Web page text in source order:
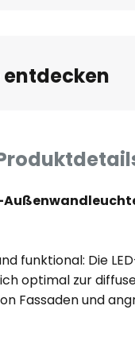
funktional: Die
optimal zur
Fassaden und
Quaderdesign ist